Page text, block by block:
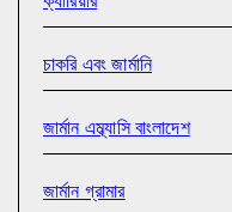
চাকরি এবং জার্মানি
জার্মান এম্ব্যাসি বাংলাদেশ
জার্মান গ্রামার